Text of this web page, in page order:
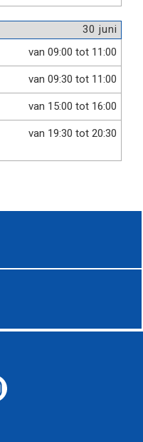
30 juni
van 09:00 tot 11:00
van 09:30 tot 11:00
van 15:00 tot 16:00
van 19:30 tot 20:30